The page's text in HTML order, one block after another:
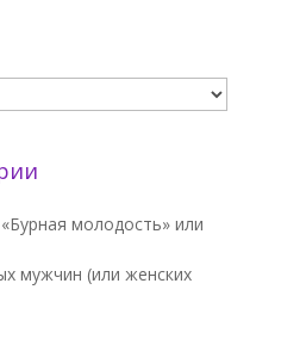
«Бурная молодость» или
мужчин (или женских